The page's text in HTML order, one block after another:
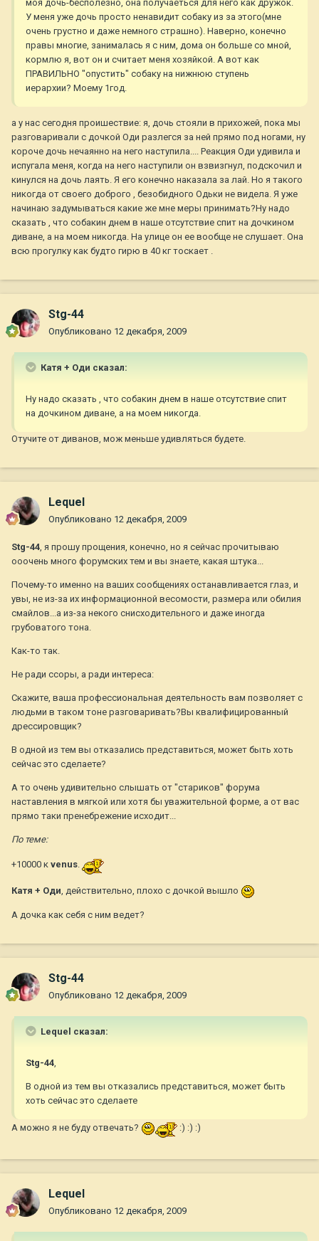
моя дочь-бесполезно, она получаеться для него как дружок.
У меня уже дочь просто ненавидит собаку из за этого(мне
очень грустно и даже немного страшно). Наверно, конечно
правы многие, занималась я с ним, дома он больше со мной,
кормлю я, вот он и считает меня хозяйкой. А вот как
ПРАВИЛЬНО "опустить" собаку на нижнюю ступень
иерархии? Моему 1год.
а у нас сегодня проишествие: я, дочь стояли в прихожей, пока мы
разговаривали с дочкой Оди разлегся за ней прямо под ногами, ну
короче дочь нечаянно на него наступила.... Реакция Оди удивила и
испугала меня, когда на него наступили он взвизгнул, подскочил и
кинулся на дочь лаять. Я его конечно наказала за лай. Но я такого
никогда от своего доброго , безобидного Одьки не видела. Я уже
начинаю задумываться какие же мне меры принимать?Ну надо
сказать , что собакин днем в наше отсутствие спит на дочкином
диване, а на моем никогда. На улице он ее вообще не слушает. Она
всю прогулку как будто гирю в 40 кг тоскает .
Stg-44
Опубликовано 12 декабря, 2009
Катя + Оди сказал:
Ну надо сказать , что собакин днем в наше отсутствие спит
на дочкином диване, а на моем никогда.
Отучите от диванов, мож меньше удивляться будете.
Lequel
Опубликовано 12 декабря, 2009
Stg-44, я прошу прощения, конечно, но я сейчас прочитываю
ооочень много форумских тем и вы знаете, какая штука...
Почему-то именно на ваших сообщениях останавливается глаз, и
увы, не из-за их информационной весомости, размера или обилия
смайлов...а из-за некого снисходительного и даже иногда
грубоватого тона.
Как-то так.
Не ради ссоры, а ради интереса:
Скажите, ваша профессиональная деятельность вам позволяет с
людьми в таком тоне разговаривать?Вы квалифицированный
дрессировщик?
В одной из тем вы отказались представиться, может быть хоть
сейчас это сделаете?
А то очень удивительно слышать от "стариков" форума
наставления в мягкой или хотя бы уважительной форме, а от вас
прямо таки пренебрежение исходит...
По теме:
+10000 к venus.
Катя + Оди, действительно, плохо с дочкой вышло
А дочка как себя с ним ведет?
Stg-44
Опубликовано 12 декабря, 2009
Lequel сказал:
Stg-44,
В одной из тем вы отказались представиться, может быть
хоть сейчас это сделаете
А можно я не буду отвечать? :) :) :)
Lequel
Опубликовано 12 декабря, 2009